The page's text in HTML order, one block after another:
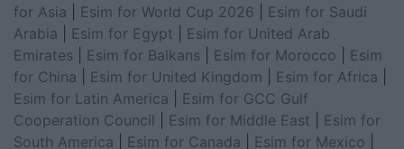
for Asia
Esim for World Cup 2026
Esim for Saudi
Arabia
Esim for Egypt
Esim for United Arab
Emirates
Esim for Balkans Esim for Morocco
Esim
for China
Esim for United Kingdom Esim for Africa
Esim for Latin America
Esim for GCC Gulf
Cooperation Council
Esim for Middle East
Esim for
South America
Esim for Canada Esim for Mexico